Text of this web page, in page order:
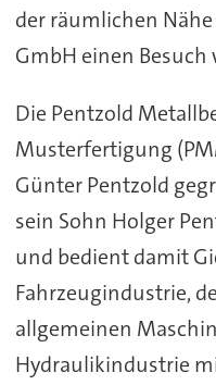
der räumlichen
GmbH einen Besuch
Die Pentzold
Musterfertigung
Günter Pentzold
sein Sohn Holger
und bedient damit
Fahrzeugindustrie,
allgemeinen
Hydraulikindustrie